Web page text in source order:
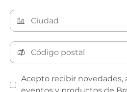
Acepto recibir novedades,